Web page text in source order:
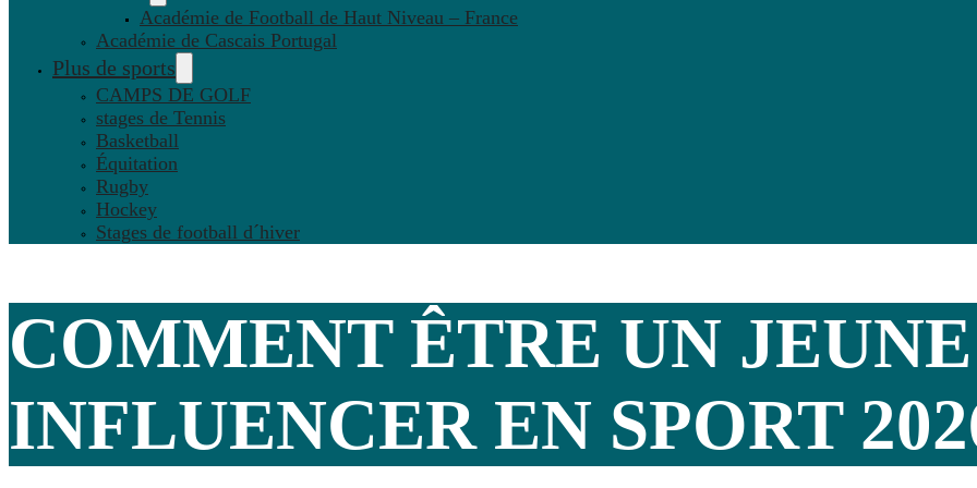
Académie de Football de Haut Niveau – France
Académie de Cascais Portugal
Plus de sports
CAMPS DE GOLF
stages de Tennis
Basketball
Équitation
Rugby
Hockey
Stages de football d´hiver
COMMENT ÊTRE UN JEUNE
INFLUENCER EN SPORT